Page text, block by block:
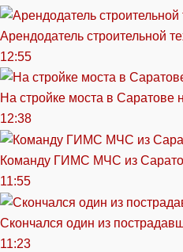
Арендодатель строительной
12:55
На стройке моста в Саратове
12:38
Команду ГИМС МЧС из
11:55
Скончался один из
11:23